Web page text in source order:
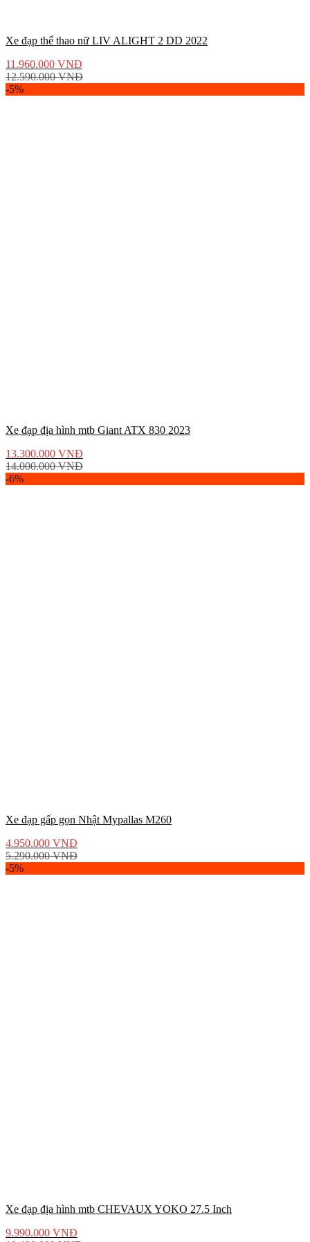
Xe đạp thể thao nữ LIV ALIGHT 2 DD 2022
11.960.000 VNĐ
12.590.000VNĐ
-5%
Xe đạp địa hình mtb Giant ATX 830 2023
13.300.000 VNĐ
14.000.000VNĐ
-6%
Xe đạp gấp gọn Nhật Mypallas M260
4.950.000 VNĐ
5.290.000VNĐ
-5%
Xe đạp địa hình mtb CHEVAUX YOKO 27.5 Inch
9.990.000 VNĐ